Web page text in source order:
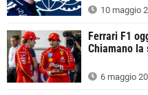
10 maggio
Ferrari F1
Chiamano la
6 maggio